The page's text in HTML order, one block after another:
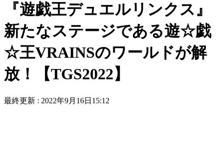
『遊戯王デュエルリンクス』
新たなステージである遊☆戯
☆王VRAINSのワールドが解
放！【TGS2022】
最終更新 : 2022年9月16日15:12